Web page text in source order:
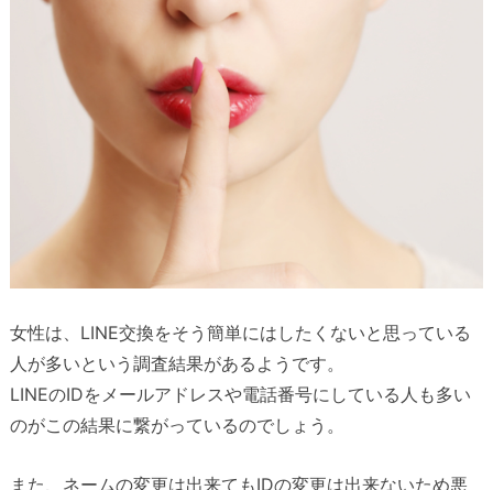
女性は、LINE交換をそう簡単にはしたくないと思っている
人が多いという調査結果があるようです。
LINEのIDをメールアドレスや電話番号にしている人も多い
のがこの結果に繋がっているのでしょう。
また、ネームの変更は出来てもIDの変更は出来ないため悪